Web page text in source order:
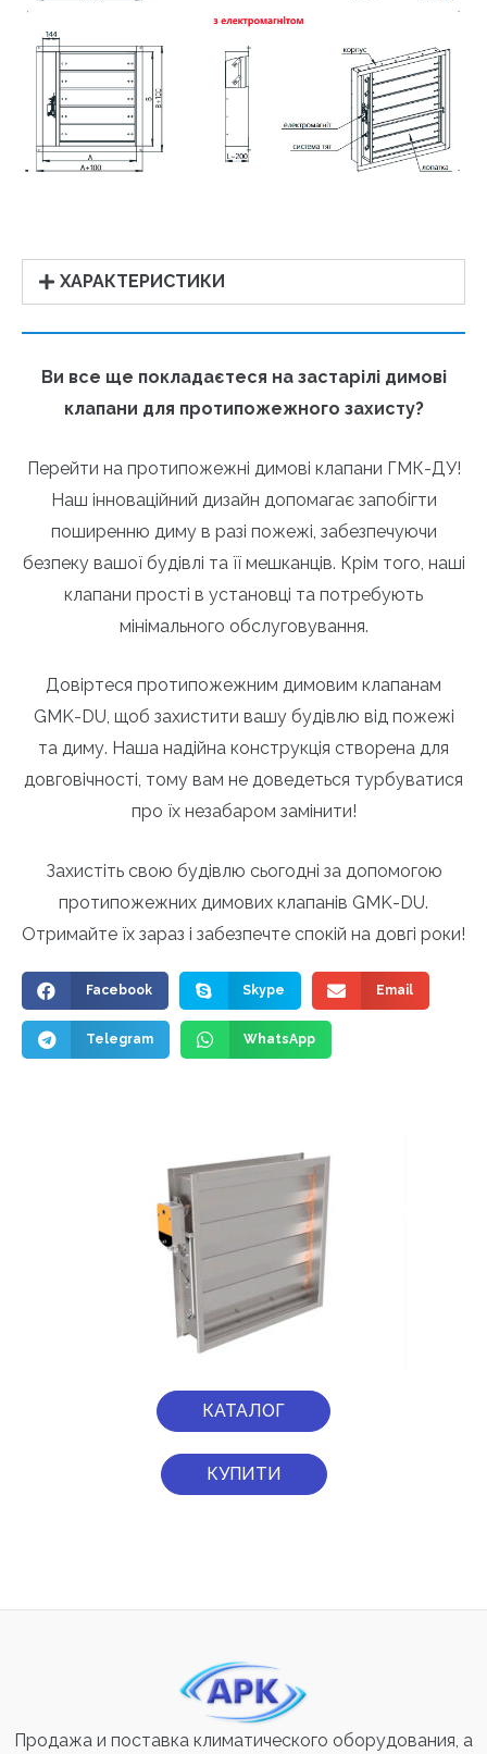
КАТАЛОГ
КУПИТИ
ХАРАКТЕРИСТИКИ
Ви все ще покладаєтеся на застарілі димові
клапани для протипожежного захисту?
Перейти на протипожежні димові клапани ГМК-ДУ!
Наш інноваційний дизайн допомагає запобігти
поширенню диму в разі пожежі, забезпечуючи
безпеку вашої будівлі та її мешканців. Крім того, наші
клапани прості в установці та потребують
мінімального обслуговування.
Довіртеся протипожежним димовим клапанам
GMK-DU, щоб захистити вашу будівлю від пожежі
та диму. Наша надійна конструкція створена для
довговічності, тому вам не доведеться турбуватися
про їх незабаром замінити!
Захистіть свою будівлю сьогодні за допомогою
протипожежних димових клапанів GMK-DU.
Отримайте їх зараз і забезпечте спокій на довгі роки!
Facebook Skype Email
Telegram WhatsApp
Продажа и поставка климатического оборудования, а